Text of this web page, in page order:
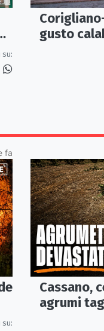
su:
gusto
torna il
fa
su:
Cassano,
agrumi